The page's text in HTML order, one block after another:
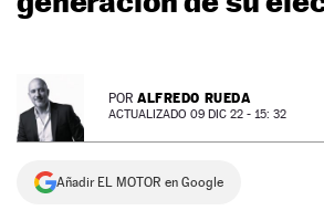
SUPERCOCHES
PREMIOS
SERVICIOS
POR ALFREDO RUEDA
ACTUALIZADO 09 DIC 22 - 15: 32
Añadir EL MOTOR en Google